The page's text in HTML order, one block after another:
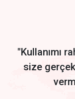
Start by trying our
"Kullanımı
size